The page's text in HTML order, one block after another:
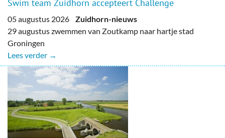
Swim team Zuidhorn accepteert Challenge
05 augustus 2026 Zuidhorn-nieuws
29 augustus zwemmen van Zoutkamp naar hartje stad
Groningen
Lees verder →